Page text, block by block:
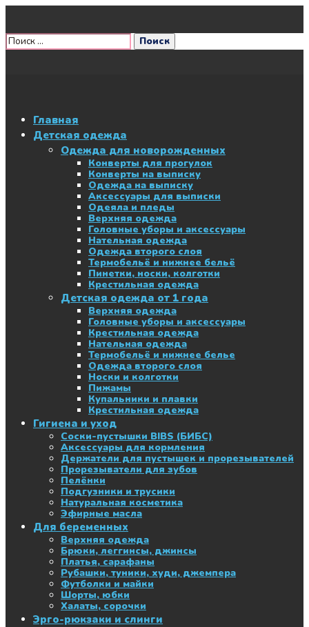
Главная
Детская одежда
Одежда для новорожденных
Конверты для прогулок
Конверты на выписку
Одежда на выписку
Аксессуары для выписки
Одеяла и пледы
Верхняя одежда
Головные уборы и аксессуары
Нательная одежда
Одежда второго слоя
Термобельё и нижнее бельё
Пинетки, носки, колготки
Крестильная одежда
Детская одежда от 1 года
Верхняя одежда
Головные уборы и аксессуары
Крестильная одежда
Нательная одежда
Термобельё и нижнее белье
Одежда второго слоя
Носки и колготки
Пижамы
Купальники и плавки
Крестильная одежда
Гигиена и уход
Соски-пустышки BIBS (БИБС)
Аксессуары для кормления
Держатели для пустышек и прорезывателей
Прорезыватели для зубов
Пелёнки
Подгузники и трусики
Натуральная косметика
Эфирные масла
Для беременных
Верхняя одежда
Брюки, леггинсы, джинсы
Платья, сарафаны
Рубашки, туники, худи, джемпера
Футболки и майки
Шорты, юбки
Халаты, сорочки
Эрго-рюкзаки и слинги